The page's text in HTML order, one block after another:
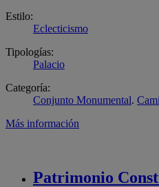
Estilo:
Eclecticismo
Tipologías:
Palacio
Categoría:
Conjunto Monumental.
Más información
Patrimonio